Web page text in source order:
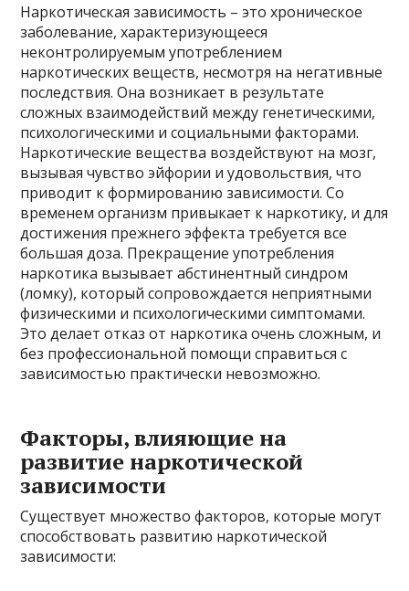
Наркотическая зависимость – это хроническое
заболевание, характеризующееся
неконтролируемым употреблением
наркотических веществ, несмотря на негативные
последствия. Она возникает в результате
сложных взаимодействий между генетическими,
психологическими и социальными факторами.
Наркотические вещества воздействуют на мозг,
вызывая чувство эйфории и удовольствия, что
приводит к формированию зависимости. Со
временем организм привыкает к наркотику, и для
достижения прежнего эффекта требуется все
большая доза. Прекращение употребления
наркотика вызывает абстинентный синдром
(ломку), который сопровождается неприятными
физическими и психологическими симптомами.
Это делает отказ от наркотика очень сложным, и
без профессиональной помощи справиться с
зависимостью практически невозможно.
Факторы, влияющие на
развитие наркотической
зависимости
Существует множество факторов, которые могут
способствовать развитию наркотической
зависимости: